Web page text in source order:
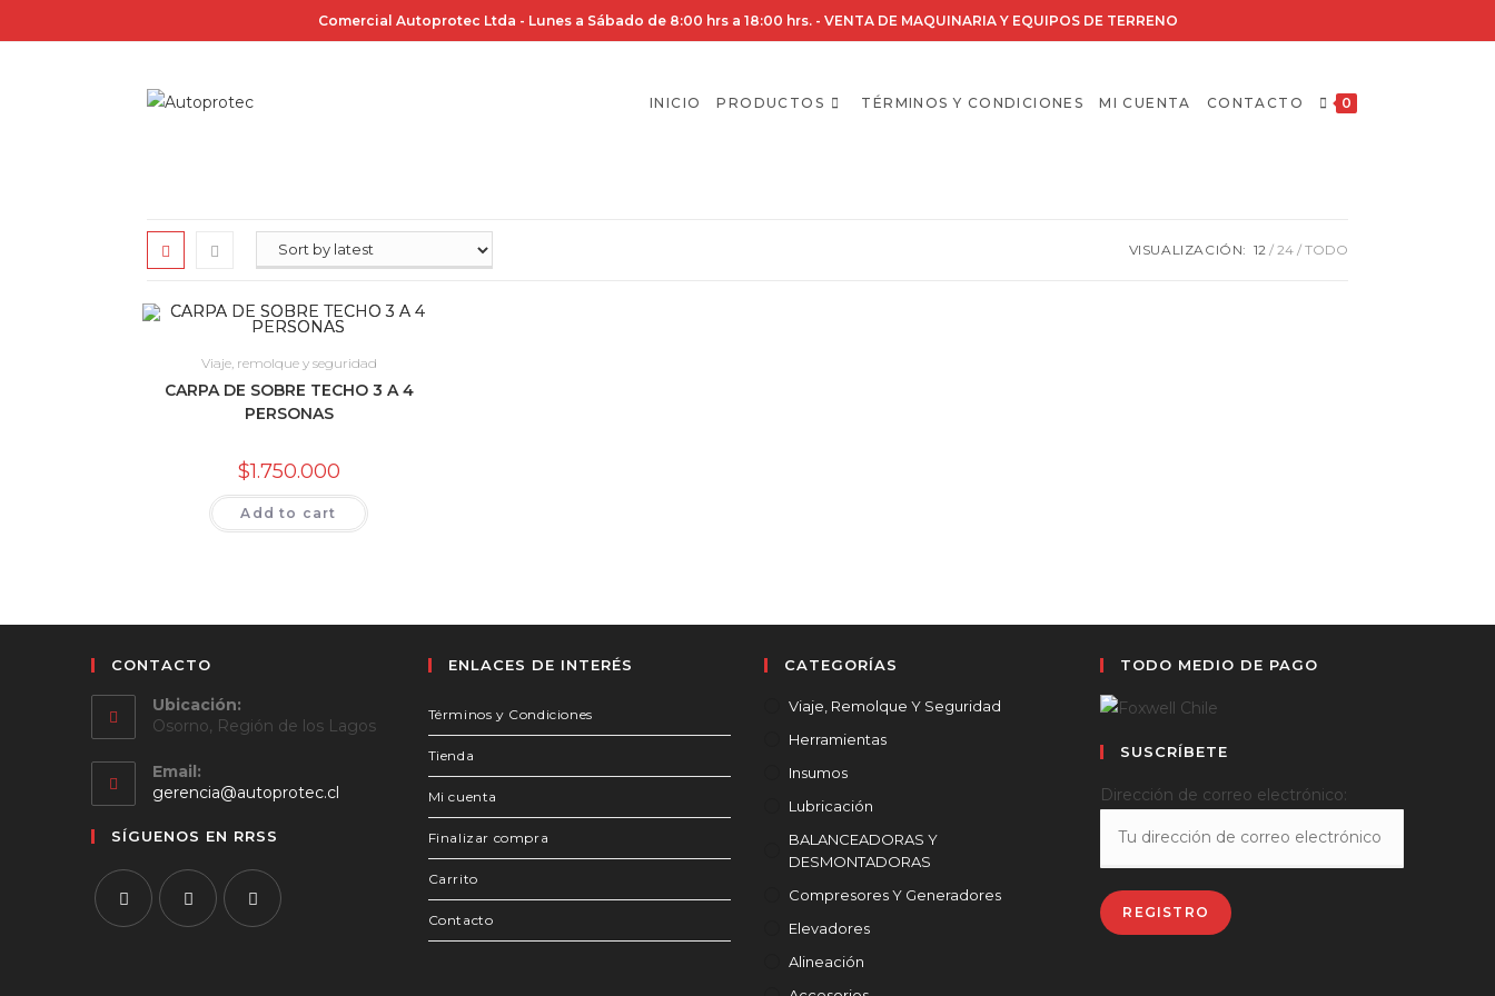
al
Comercial Autoprotec Ltda - Lunes a Sábado de 8:00 hrs a 18:00 hrs. - VENTA DE MAQUINARIA Y EQUIPOS DE TERRENO
INICIO PRODUCTOS TÉRMINOS Y CONDICIONES MI CUENTA CONTACTO 0
VISUALIZACIÓN: 12 24 TODO
Viaje, remolque y seguridad
CARPA DE SOBRE TECHO 3 A 4
PERSONAS
$1.750.000
Add to cart
CONTACTO
Ubicación:
Osorno, Región de los Lagos
Email:
gerencia@autoprotec.cl
SÍGUENOS EN RRSS
ENLACES DE INTERÉS
Términos y Condiciones
Tienda
Mi cuenta
Finalizar compra
Carrito
Contacto
CATEGORÍAS
Viaje, Remolque Y Seguridad
Herramientas
Insumos
Lubricación
BALANCEADORAS Y
DESMONTADORAS
Compresores Y Generadores
Elevadores
Alineación
TODO MEDIO DE PAGO
SUSCRÍBETE
Dirección de correo electrónico: